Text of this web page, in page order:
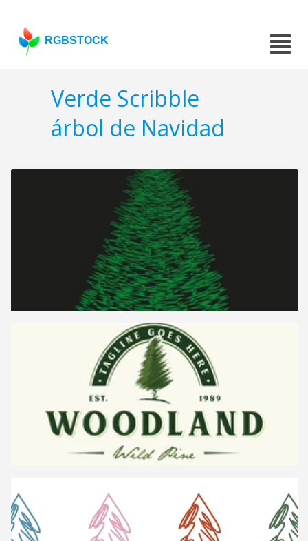
RGBSTOCK
Verde Scribble
árbol de Navidad